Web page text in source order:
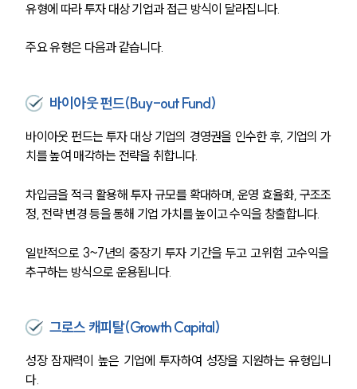
유형에 따라 투자 대상 기업과 접근 방식이 달라집니다.
주요 유형은 다음과 같습니다.
바이아웃 펀드(Buy-out Fund)
바이아웃 펀드는 투자 대상 기업의 경영권을 인수한 후, 기업의 가
치를 높여 매각하는 전략을 취합니다.
차입금을 적극 활용해 투자 규모를 확대하며, 운영 효율화, 구조조
정, 전략 변경 등을 통해 기업 가치를 높이고 수익을 창출합니다.
일반적으로 3~7년의 중장기 투자 기간을 두고 고위험 고수익을
추구하는 방식으로 운용됩니다.
그로스 캐피탈(Growth Capital)
성장 잠재력이 높은 기업에 투자하여 성장을 지원하는 유형입니
다.